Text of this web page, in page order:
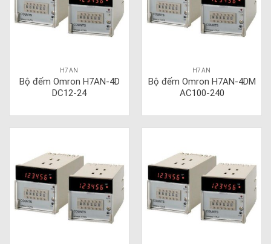
H7AN
Bộ đếm Omron H7AN-4D
DC12-24
H7AN
Bộ đếm Omron H7AN-4DM
AC100-240